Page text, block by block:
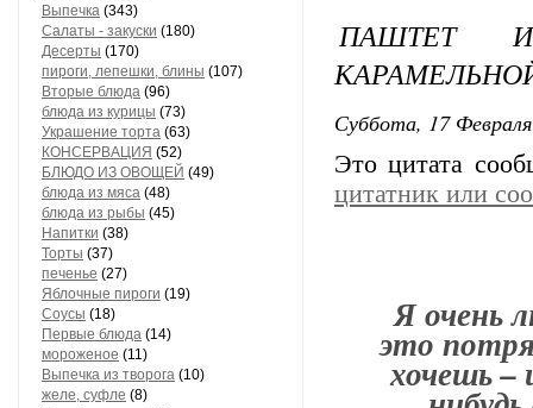
Выпечка (343)
Салаты - закуски (180)
Десерты (170)
пироги, лепешки, блины (107)
Вторые блюда (96)
блюда из курицы (73)
Украшение торта (63)
КОНСЕРВАЦИЯ (52)
БЛЮДО ИЗ ОВОЩЕЙ (49)
блюда из мяса (48)
блюда из рыбы (45)
Напитки (38)
Торты (37)
печенье (27)
Яблочные пироги (19)
Соусы (18)
Первые блюда (14)
мороженое (11)
Выпечка из творога (10)
желе, суфле (8)
ПАШТЕТ
Суббота, 17
Это цитата
цитатник или
Я очень
это
хочешь –